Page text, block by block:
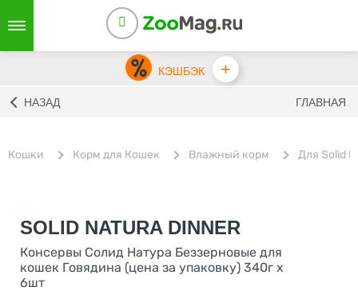
КЭШБЭК +
НАЗАД ГЛАВНАЯ
Кошки Корм для Кошек Влажный корм Для Solid
SOLID NATURA DINNER
Консервы Солид Натура Беззерновые для
кошек Говядина (цена за упаковку) 340г х
6шт